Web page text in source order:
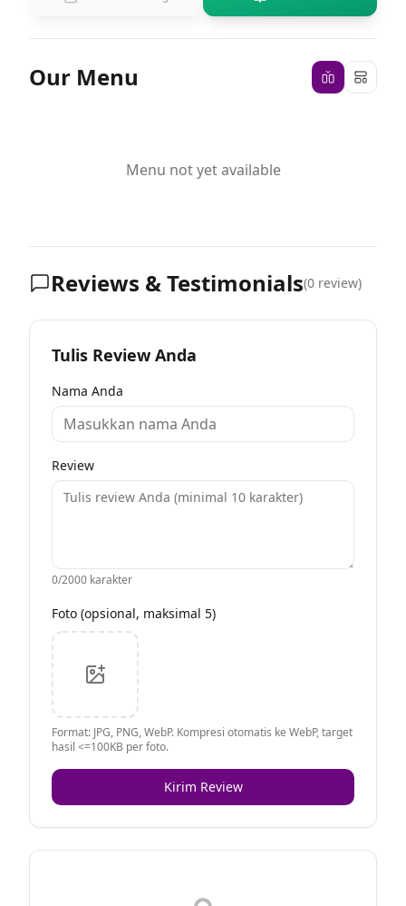
Our Menu
Menu not yet available
Reviews & Testimonials(0 review)
Tulis Review Anda
Nama Anda
Review
0/2000 karakter
Foto (opsional, maksimal 5)
Format: JPG, PNG, WebP. Kompresi otomatis ke WebP, target
hasil <=100KB per foto.
Kirim Review